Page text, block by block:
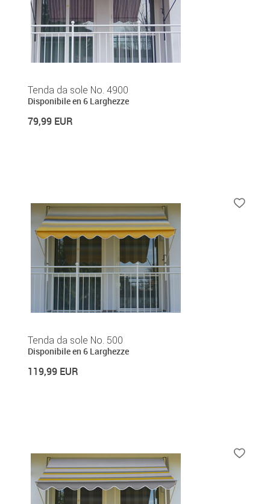
Tenda da sole No. 4900
Disponibile en 6 Larghezze
79,99 EUR
Tenda da sole No. 500
Disponibile en 6 Larghezze
119,99 EUR